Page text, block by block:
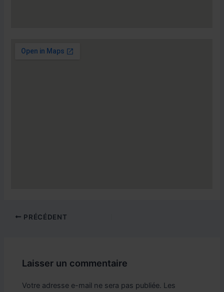
NavigationPRÉCÉDENT
Laisser un commentaire
Votre adresse e-mail ne sera pas publiée. Les